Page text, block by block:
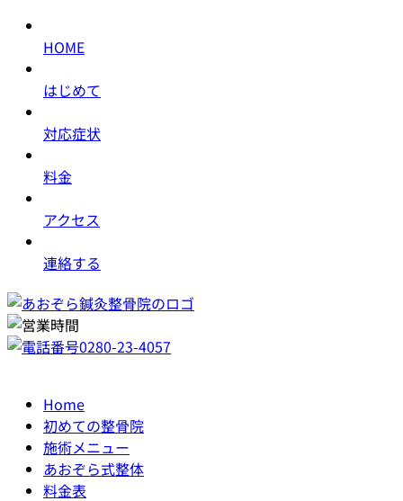
HOME
はじめて
対応症状
料金
アクセス
連絡する
Home
初めての整骨院
施術メニュー
あおぞら式整体
料金表